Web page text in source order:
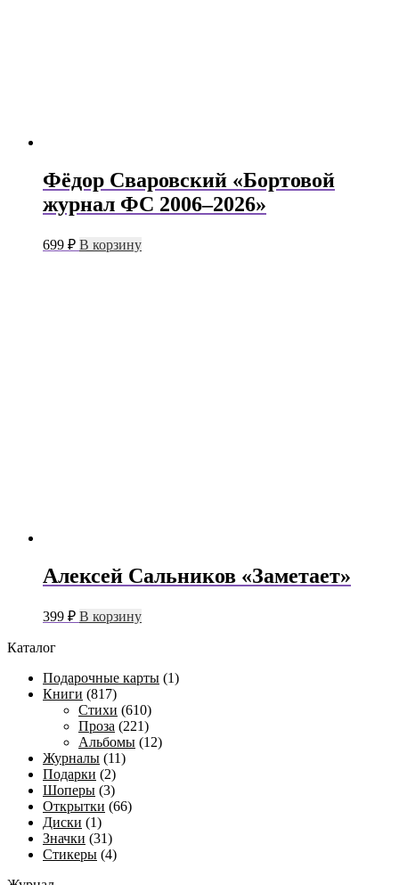
Фёдор Сваровский «Бортовой
журнал ФС 2006–2026»
699 ₽ В корзину
Алексей Сальников «Заметает»
399 ₽ В корзину
Каталог
Подарочные карты (1)
Книги (817)
Стихи (610)
Проза (221)
Альбомы (12)
Журналы (11)
Подарки (2)
Шоперы (3)
Открытки (66)
Диски (1)
Значки (31)
Стикеры (4)